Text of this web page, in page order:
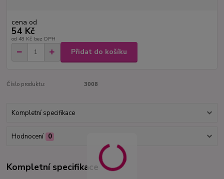
cena od
54 Kč
od 48 Kč bez DPH
Přidat do košíku
Číslo produktu: 3008
Kompletní specifikace
Hodnocení 0
Kompletní specifikace